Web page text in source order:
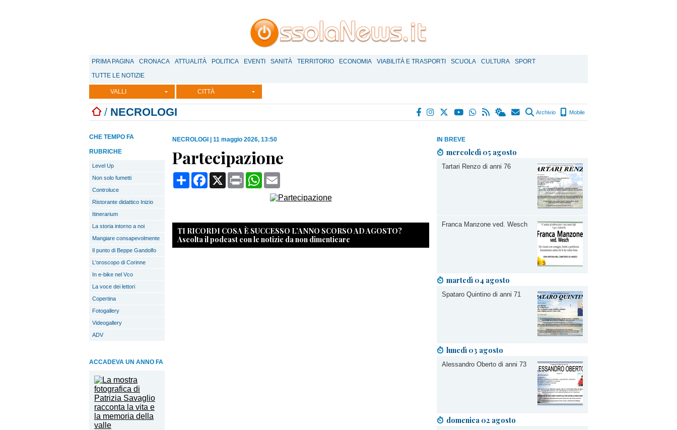
PRIMA PAGINA CRONACA ATTUALITÀ POLITICA EVENTI SANITÀ TERRITORIO ECONOMIA VIABILITÀ E TRASPORTI SCUOLA CULTURA
SPORT
TUTTE LE NOTIZIE
VALLI CITTÀ
/ NECROLOGI Archivio Mobile
IN BREVE
mercoledì 05 agosto
Tartari Renzo di anni 76
Franca Manzone ved. Wesch
martedì 04 agosto
Spataro Quintino di anni 71
lunedì 03 agosto
Alessandro Oberto di anni 73
domenica 02 agosto
CHE TEMPO FA
RUBRICHE
Level Up
Non solo fumetti
Controluce
Ristorante didattico Inizio
Itinerarium
La storia intorno a noi
Mangiare consapevolmente
Il punto di Beppe Gandolfo
L'oroscopo di Corinne
In e-bike nel Vco
La voce dei lettori
Copertina
Fotogallery
Videogallery
ADV
ACCADEVA UN ANNO FA
NECROLOGI 11 maggio 2026, 13:50
Partecipazione
CondividiFacebook
X Print WhatsApp
TI RICORDI COSA È SUCCESSO L’ANNO SCORSO AD AGOSTO?
Ascolta il podcast con le notizie da non dimenticare